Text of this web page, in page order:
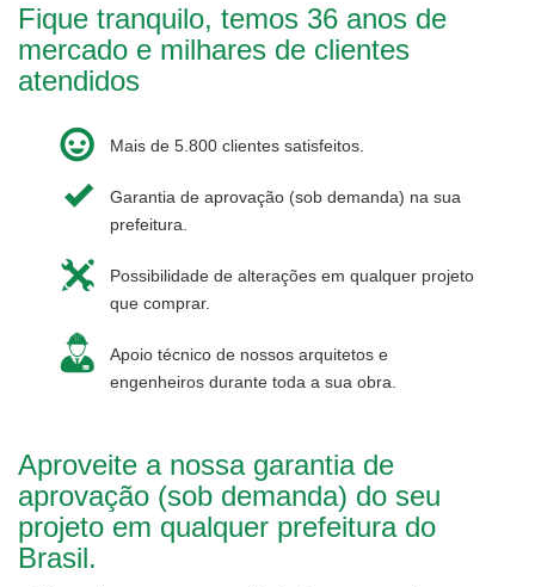
Fique tranquilo, temos 36 anos de
mercado e milhares de clientes
atendidos
Mais de 5.800 clientes satisfeitos.
Garantia de aprovação (sob demanda) na sua
prefeitura.
Possibilidade de alterações em qualquer projeto
que comprar.
Apoio técnico de nossos arquitetos e
engenheiros durante toda a sua obra.
Aproveite a nossa garantia de
aprovação (sob demanda) do seu
projeto em qualquer prefeitura do
Brasil.